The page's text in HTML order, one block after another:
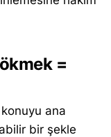
=
konuyu ana
bir şekle